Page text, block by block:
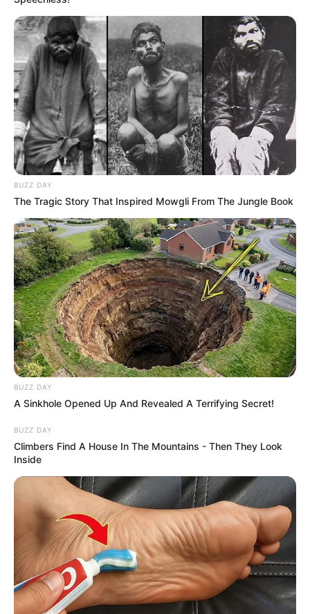
Une nouvelle que Catherine (Smadi Wolfman) a
bien évidemment vu d’un très mauvais œil. La
femme d’affaires met en effet tout en oeuvre
pour empêcher les noces, qui doivent avoir lieu
BUZZ DAY
The Tragic Story That Inspired Mowgli From The Jungle Book
BUZZ DAY
A Sinkhole Opened Up And Revealed A Terrifying Secret!
BUZZ DAY
Climbers Find A House In The Mountains - Then They Look
Inside